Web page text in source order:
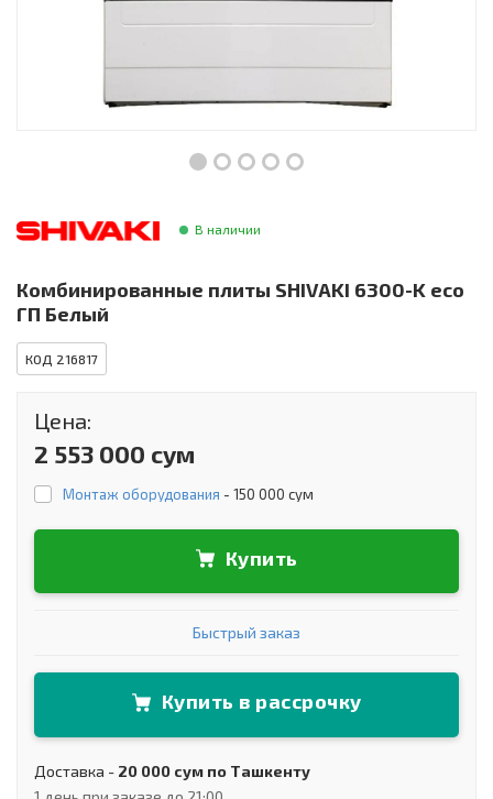
Инструменты и техника
Красота и здоровье
Сантехника В наличии
Комбинированные плиты SHIVAKI 6300-K eco
ГП Белый
КОД 216817
Цена:
2 553 000 сум
Монтаж оборудования - 150 000 сум
Купить
Быстрый заказ
Купить в рассрочку
Доставка - 20 000 сум по Ташкенту